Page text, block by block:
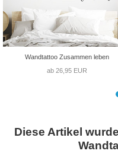
Wandtattoo Zusammen leben
ab 26,95 EUR
Diese Artikel